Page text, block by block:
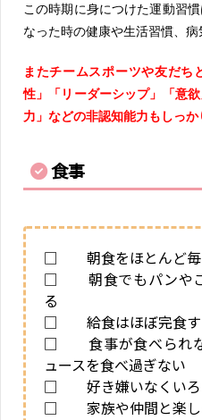
この時期に身につけた運動習
なった時の健康や生活習慣、病
またチームスポーツや友だち
性」「リーダーシップ」「意
力」などの非認知能力もしっか
食事
□ 朝食をほとんど毎
□ 朝食でもパンやご
る
□ 給食はほぼ完食す
□ 食事が食べられな
ュースを食べ過ぎない
□ 好き嫌いなくいろ
□ 家族や仲間と楽し